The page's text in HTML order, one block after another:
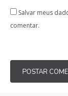
Salvar meus
comentar.